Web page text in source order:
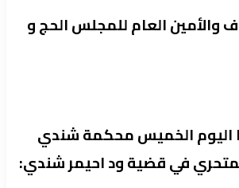
والأمين العام للمجلس الحج و
اليوم الخميس محكمة شندي
في قضية ود احيمر شندي: